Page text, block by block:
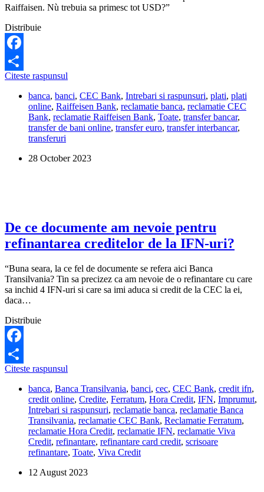
Raiffaisen. Nù trebuia sa primesc tot USD?”
Distribuie
Facebook
Share
Citeste raspunsul
USD
intr-
un
cont
primesc
banca, banci, CEC Bank, Intrebari si raspunsuri, plati, plati
online, Raiffeisen Bank, reclamatie banca, reclamatie CEC
Bank, reclamatie Raiffeisen Bank, Toate, transfer bancar,
transfer de bani online, transfer euro, transfer interbancar,
transferuri
28 October 2023
De ce documente am nevoie pentru
refinantarea creditelor de la IFN-uri?
“Buna seara, la ce fel de documente se refera aici Banca
Transilvania? Tin sa precizez ca am nevoie de o refinantare cu care
sa inchid 4 IFN-uri si care sa imi aduca si credit de la CEC la ei,
daca…
Distribuie
Facebook
Share
Citeste raspunsul
documente
am
nevoie
pentru
refinantarea
creditelor
de
IFN-
banca, Banca Transilvania, banci, cec, CEC Bank, credit ifn,
credit online, Credite, Ferratum, Hora Credit, IFN, Imprumut,
Intrebari si raspunsuri, reclamatie banca, reclamatie Banca
Transilvania, reclamatie CEC Bank, Reclamatie Ferratum,
reclamatie Hora Credit, reclamatie IFN, reclamatie Viva
Credit, refinantare, refinantare card credit, scrisoare
refinantare, Toate, Viva Credit
12 August 2023